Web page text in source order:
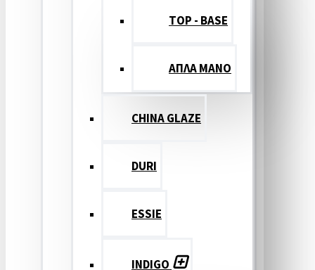
TOP - BASE
ΑΠΛΑ ΜΑΝΟ
CHINA GLAZE
DURI
ESSIE
INDIGO